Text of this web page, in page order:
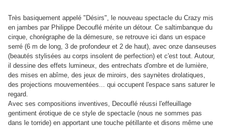
Très basiquement appelé "Désirs", le nouveau spectacle du Crazy mis
en jambes par Philippe Decouflé mérite un détour. Ce saltimbanque du
cirque, chorégraphe de la démesure, se retrouve ici dans un espace
serré (6 m de long, 3 de profondeur et 2 de haut), avec onze danseuses
(beautés stylisées au corps insolent de perfection) et c'est tout. Autour,
il dessine des effets lumineux, des entrechats d'ombre et de lumière,
des mises en abîme, des jeux de miroirs, des saynètes drolatiques,
des projections mouvementées... qui occupent l'espace sans saturer le
regard.
Avec ses compositions inventives, Decouflé réussi l'effeuillage
gentiment érotique de ce style de spectacle (nous ne sommes pas
dans le torride) en apportant une touche pétillante et disons même une